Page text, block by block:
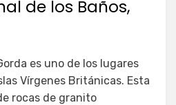
de los Baños,
es uno de los lugares
Vírgenes Británicas. Esta
rocas de granito